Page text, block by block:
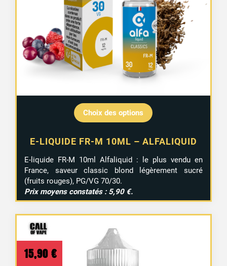
Choix des options
E-LIQUIDE FR-M 10ML – ALFALIQUID
E-liquide FR-M 10ml Alfaliquid : le plus vendu en
France, saveur classic blond légèrement sucré
(fruits rouges), PG/VG 70/30.
Prix moyens constatés : 5,90 €.
15,90 €